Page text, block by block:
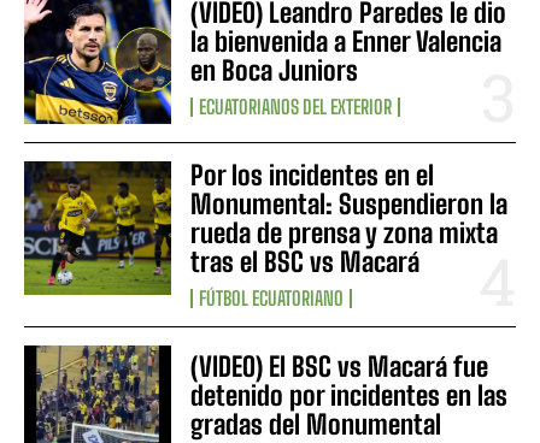
(VIDEO) Leandro Paredes le dio
la bienvenida a Enner Valencia
en Boca Juniors
ECUATORIANOS DEL EXTERIOR
Por los incidentes en el
Monumental: Suspendieron la
rueda de prensa y zona mixta
tras el BSC vs Macará
FÚTBOL ECUATORIANO
(VIDEO) El BSC vs Macará fue
detenido por incidentes en las
gradas del Monumental